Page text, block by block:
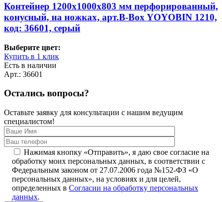
Контейнер 1200х1000х803 мм перфорированный,
конусный, на ножках, арт.B-Box YOYOBIN 1210,
код: 36601, серый
Выберите цвет:
Купить в 1 клик
Есть в наличии
Арт.: 36601
Остались вопросы?
Оставьте заявку для консультации с нашим ведущим
специалистом!
Нажимая кнопку «Отправить», я даю свое согласие на
обработку моих персональных данных, в соответствии с
Федеральным законом от 27.07.2006 года №152-ФЗ «О
персональных данных», на условиях и для целей,
определенных в Согласии на обработку персональных
данных.